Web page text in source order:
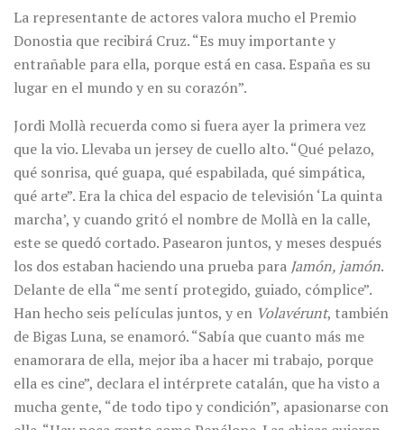
La representante de actores valora mucho el Premio
Donostia que recibirá Cruz. “Es muy importante y
entrañable para ella, porque está en casa. España es su
lugar en el mundo y en su corazón”.
Jordi Mollà recuerda como si fuera ayer la primera vez
que la vio. Llevaba un jersey de cuello alto. “Qué pelazo,
qué sonrisa, qué guapa, qué espabilada, qué simpática,
qué arte”. Era la chica del espacio de televisión ‘La quinta
marcha’, y cuando gritó el nombre de Mollà en la calle,
este se quedó cortado. Pasearon juntos, y meses después
los dos estaban haciendo una prueba para Jamón, jamón.
Delante de ella “me sentí protegido, guiado, cómplice”.
Han hecho seis películas juntos, y en Volavérunt, también
de Bigas Luna, se enamoró. “Sabía que cuanto más me
enamorara de ella, mejor iba a hacer mi trabajo, porque
ella es cine”, declara el intérprete catalán, que ha visto a
mucha gente, “de todo tipo y condición”, apasionarse con